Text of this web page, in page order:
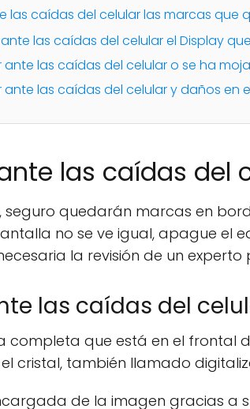
las caídas del celular las marcas que
las caídas del celular el Display
ante las caídas del celular o se ha
ante las caídas del celular y daños en
las caídas del
seguro quedarán marcas en
no se ve igual, apague el
la revisión de un
las caídas del
completa que está en el frontal
cristal, también llamado
de la imagen gracias a